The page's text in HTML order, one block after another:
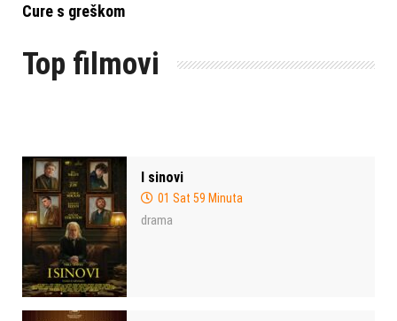
Cure s greškom
Top filmovi
I sinovi
01 Sat 59 Minuta
drama